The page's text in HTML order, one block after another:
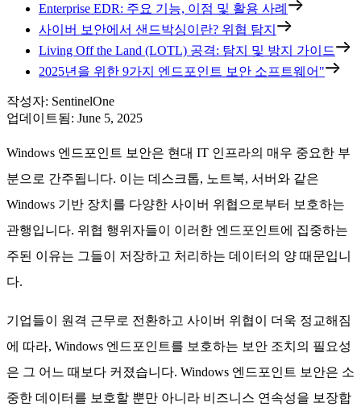
Enterprise EDR: 주요 기능, 이점 및 활용 사례
사이버 보안에서 샌드박싱이란? 위협 탐지
Living Off the Land (LOTL) 공격: 탐지 및 방지 가이드
2025년을 위한 9가지 엔드포인트 보안 소프트웨어"
작성자: SentinelOne
업데이트됨: June 5, 2025
Windows 엔드포인트 보안은 현대 IT 인프라의 매우 중요한 부
분으로 간주됩니다. 이는 데스크톱, 노트북, 서버와 같은
Windows 기반 장치를 다양한 사이버 위협으로부터 보호하는
관행입니다. 위협 행위자들이 이러한 엔드포인트에 집중하는
주된 이유는 그들이 저장하고 처리하는 데이터의 양 때문입니
다.
기업들이 원격 근무로 전환하고 사이버 위협이 더욱 정교해짐
에 따라, Windows 엔드포인트를 보호하는 보안 조치의 필요성
은 그 어느 때보다 커졌습니다. Windows 엔드포인트 보안은 소
중한 데이터를 보호할 뿐만 아니라 비즈니스 연속성을 보장합